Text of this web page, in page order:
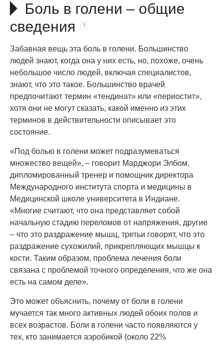
Боль в голени – общие
сведения
Забавная вещь эта боль в голени. Большинство
людей знают, когда она у них есть, но, похоже, очень
небольшое число людей, включая специалистов,
знают, что это такое. Большинство врачей
предпочитают термин «тендинат» или «периостит»,
хотя они не могут сказать, какой именно из этих
терминов в действительности описывает это
состояние.
«Под болью в голени может подразумеваться
множество вещей», – говорит Марджори Элбом,
дипломированный тренер и помощник директора
Международного института спорта и медицины в
Медицинской школе университета в Индиане.
«Многие считают, что она представляет собой
начальную стадию переломов от напряжения, другие
– что это раздражение мышц, третьи говорят, что это
раздражение сухожилий, прикрепляющих мышцы к
кости. Таким образом, проблема лечения боли
связана с проблемой точного определения, что же она
есть на самом деле».
Это может объяснить, почему от боли в голени
мучается так много активных людей обоих полов и
всех возрастов. Боли в голени часто появляются у
тех, кто занимается аэробикой (около 22%